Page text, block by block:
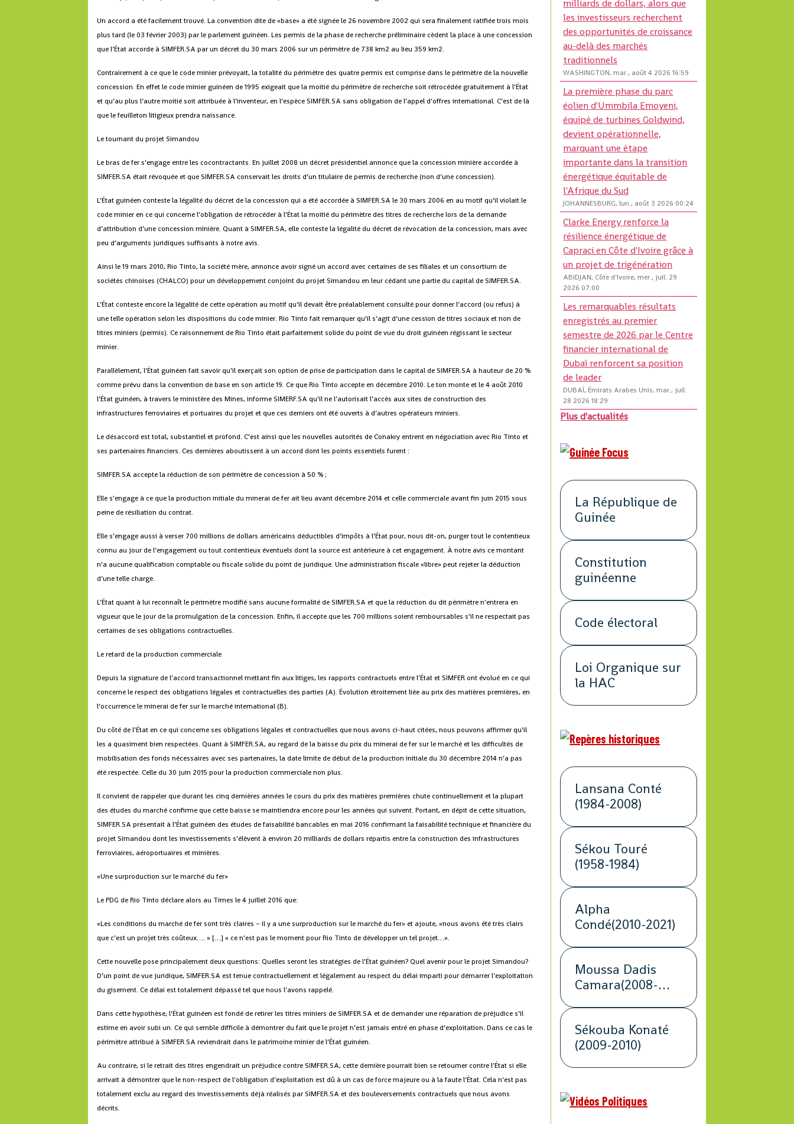
Un accord a été facilement trouvé. La convention dite de «base» a été signée le 26 novembre 2002 qui sera finalement ratifiée trois mois
plus tard (le 03 février 2003) par le parlement guinéen. Les permis de la phase de recherche préliminaire cèdent la place à une concession
que l’État accorde à SIMFER.SA par un décret du 30 mars 2006 sur un périmètre de 738 km2 au lieu 359 km2.
Contrairement à ce que le code minier prévoyait, la totalité du périmètre des quatre permis est comprise dans le périmètre de la nouvelle
concession. En effet le code minier guinéen de 1995 exigeait que la moitié du périmètre de recherche soit rétrocédée gratuitement à l’État
et qu’au plus l’autre moitié soit attribuée à l’inventeur, en l’espèce SIMFER.SA sans obligation de l’appel d’offres international. C’est de là
que le feuilleton litigieux prendra naissance.
Le tournant du projet Simandou
Le bras de fer s’engage entre les cocontractants. En juillet 2008 un décret présidentiel annonce que la concession minière accordée à
SIMFER.SA était révoquée et que SIMFER.SA conservait les droits d’un titulaire de permis de recherche (non d’une concession).
L’État guinéen conteste la légalité du décret de la concession qui a été accordée à SIMFER.SA le 30 mars 2006 en au motif qu’il violait le
code minier en ce qui concerne l’obligation de rétrocéder à l’État la moitié du périmètre des titres de recherche lors de la demande
d’attribution d’une concession minière. Quant à SIMFER.SA, elle conteste la légalité du décret de révocation de la concession, mais avec
peu d’arguments juridiques suffisants à notre avis.
Ainsi le 19 mars 2010, Rio Tinto, la société mère, annonce avoir signé un accord avec certaines de ses filiales et un consortium de
sociétés chinoises (CHALCO) pour un développement conjoint du projet Simandou en leur cédant une partie du capital de SIMFER.SA.
L’État conteste encore la légalité de cette opération au motif qu’il devait être préalablement consulté pour donner l’accord (ou refus) à
une telle opération selon les dispositions du code minier. Rio Tinto fait remarquer qu’il s’agit d’une cession de titres sociaux et non de
titres miniers (permis). Ce raisonnement de Rio Tinto était parfaitement solide du point de vue du droit guinéen régissant le secteur
minier.
Parallèlement, l’État guinéen fait savoir qu’il exerçait son option de prise de participation dans le capital de SIMFER.SA à hauteur de 20 %
comme prévu dans la convention de base en son article 19. Ce que Rio Tinto accepte en décembre 2010. Le ton monte et le 4 août 2010
l’État guinéen, à travers le ministère des Mines, informe SIMERF.SA qu’il ne l’autorisait l’accès aux sites de construction des
infrastructures ferroviaires et portuaires du projet et que ces derniers ont été ouverts à d’autres opérateurs miniers.
Le désaccord est total, substantiel et profond. C’est ainsi que les nouvelles autorités de Conakry entrent en négociation avec Rio Tinto et
ses partenaires financiers. Ces dernières aboutissent à un accord dont les points essentiels furent :
SIMFER.SA accepte la réduction de son périmètre de concession à 50 % ;
Elle s’engage à ce que la production initiale du minerai de fer ait lieu avant décembre 2014 et celle commerciale avant fin juin 2015 sous
peine de résiliation du contrat.
Elle s’engage aussi à verser 700 millions de dollars américains déductibles d’impôts à l’État pour, nous dit-on, purger tout le contentieux
connu au jour de l’engagement ou tout contentieux éventuels dont la source est antérieure à cet engagement. À notre avis ce montant
n’a aucune qualification comptable ou fiscale solide du point de juridique. Une administration fiscale «libre» peut rejeter la déduction
d’une telle charge.
L’État quant à lui reconnaît le périmètre modifié sans aucune formalité de SIMFER.SA et que la réduction du dit périmètre n’entrera en
vigueur que le jour de la promulgation de la concession. Enfin, il accepte que les 700 millions soient remboursables s’il ne respectait pas
certaines de ses obligations contractuelles.
Le retard de la production commerciale
Depuis la signature de l’accord transactionnel mettant fin aux litiges, les rapports contractuels entre l’État et SIMFER ont évolué en ce qui
concerne le respect des obligations légales et contractuelles des parties (A). Évolution étroitement liée au prix des matières premières, en
l’occurrence le minerai de fer sur le marché international (B).
Du côté de l’État en ce qui concerne ses obligations légales et contractuelles que nous avons ci-haut citées, nous pouvons affirmer qu’il
les a quasiment bien respectées. Quant à SIMFER.SA, au regard de la baisse du prix du minerai de fer sur le marché et les difficultés de
mobilisation des fonds nécessaires avec ses partenaires, la date limite de début de la production initiale du 30 décembre 2014 n’a pas
été respectée. Celle du 30 juin 2015 pour la production commerciale non plus.
Il convient de rappeler que durant les cinq dernières années le cours du prix des matières premières chute continuellement et la plupart
des études du marché confirme que cette baisse se maintiendra encore pour les années qui suivent. Portant, en dépit de cette situation,
SIMFER.SA présentait à l’État guinéen des études de faisabilité bancables en mai 2016 confirmant la faisabilité technique et financière du
projet Simandou dont les investissements s’élèvent à environ 20 milliards de dollars répartis entre la construction des infrastructures
ferroviaires, aéroportuaires et minières.
«Une surproduction sur le marché du fer»
Le PDG de Rio Tinto déclare alors au Times le 4 juillet 2016 que:
«Les conditions du marché de fer sont très claires – il y a une surproduction sur le marché du fer» et ajoute, «nous avons été très clairs
que c’est un projet très coûteux…. » […] « ce n’est pas le moment pour Rio Tinto de développer un tel projet…».
Cette nouvelle pose principalement deux questions: Quelles seront les stratégies de l’État guinéen? Quel avenir pour le projet Simandou?
D’un point de vue juridique, SIMFER.SA est tenue contractuellement et légalement au respect du délai imparti pour démarrer l’exploitation
du gisement. Ce délai est totalement dépassé tel que nous l’avons rappelé.
Dans cette hypothèse, l’État guinéen est fondé de retirer les titres miniers de SIMFER.SA et de demander une réparation de préjudice s’il
estime en avoir subi un. Ce qui semble difficile à démontrer du fait que le projet n’est jamais entré en phase d’exploitation. Dans ce cas le
périmètre attribué à SIMFER.SA reviendrait dans le patrimoine minier de l’État guinéen.
Au contraire, si le retrait des titres engendrait un préjudice contre SIMFER.SA, cette dernière pourrait bien se retourner contre l’État si elle
arrivait à démontrer que le non-respect de l’obligation d’exploitation est dû à un cas de force majeure ou à la faute l’État. Cela n’est pas
totalement exclu au regard des investissements déjà réalisés par SIMFER.SA et des bouleversements contractuels que nous avons
décrits.
milliards de dollars, alors que
les investisseurs recherchent
des opportunités de croissance
au-delà des marchés
traditionnels
WASHINGTON, mar., août 4 2026 16:59
La première phase du parc
éolien d'Ummbila Emoyeni,
équipé de turbines Goldwind,
devient opérationnelle,
marquant une étape
importante dans la transition
énergétique équitable de
l'Afrique du Sud
JOHANNESBURG, lun., août 3 2026 00:24
Clarke Energy renforce la
résilience énergétique de
Capraci en Côte d'Ivoire grâce à
un projet de trigénération
ABIDJAN, Côte d'Ivoire, mer., juil. 29
2026 07:00
Les remarquables résultats
enregistrés au premier
semestre de 2026 par le Centre
financier international de
Dubaï renforcent sa position
de leader
DUBAÏ, Émirats Arabes Unis, mar., juil.
28 2026 18:29
Plus d'actualités
La République de
Guinée
Constitution
guinéenne
Code électoral
Loi Organique sur
la HAC
Lansana Conté
(1984-2008)
Sékou Touré
(1958-1984)
Alpha
Condé(2010-2021)
Moussa Dadis
Camara(2008-
Sékouba Konaté
(2009-2010)